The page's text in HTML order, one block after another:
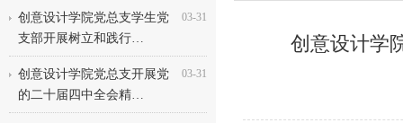
03-31
创意设计学院党总支学生党
支部开展树立和践行…
03-31
创意设计学院党总支开展党
的二十届四中全会精…
创意设计学